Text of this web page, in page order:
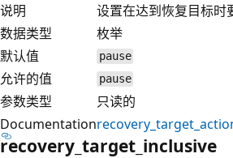
说明
设置在达到恢复目标时
数据类型
枚举
默认值
pause
允许的值 pause
参数类型
只读的
Documentation
recovery_target_inclusive